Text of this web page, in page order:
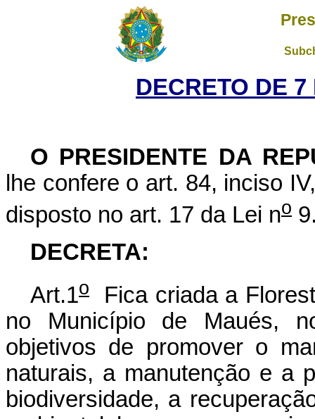
DECRETO DE
O PRESIDENTE DA
lhe confere o art. 84, inciso
disposto no art. 17 da Lei no
DECRETA:
Art.1o
Fica criada a
no Município de Maués,
objetivos de promover o
naturais, a manutenção e a
biodiversidade, a